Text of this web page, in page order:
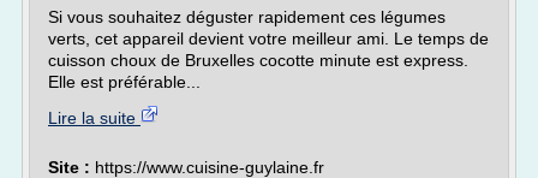
Si vous souhaitez déguster rapidement ces légumes
verts, cet appareil devient votre meilleur ami. Le temps de
cuisson choux de Bruxelles cocotte minute est express.
Elle est préférable...
Lire la suite
Site : https://www.cuisine-guylaine.fr